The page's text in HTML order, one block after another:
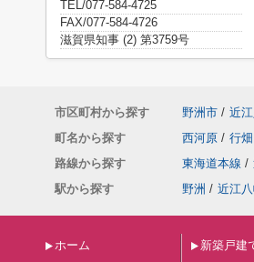
TEL/077-584-4725
FAX/077-584-4726
滋賀県知事 (2) 第3759号
市区町村から探す 野洲市 / 近
町名から探す
西河原 / 行畑
路線から探す
東海道本線 /
駅から探す
野洲 / 近江
ホーム
新築戸建